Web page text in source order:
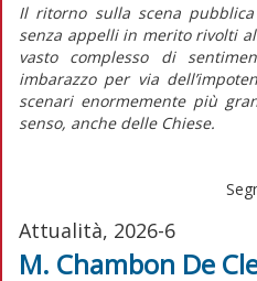
Il ritorno sulla scena
senza appelli in merito rivolti
vasto complesso di
imbarazzo per via
scenari enormemente più
senso, anche delle Chiese.
Attualità, 2026-6
M. Chambon De